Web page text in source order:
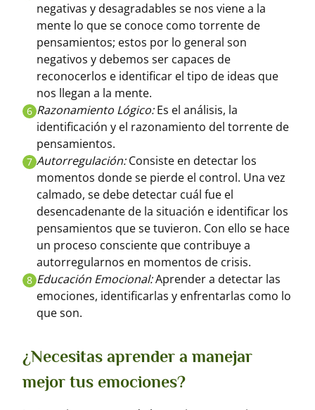
negativas y desagradables se nos viene a la
mente lo que se conoce como torrente de
pensamientos; estos por lo general son
negativos y debemos ser capaces de
reconocerlos e identificar el tipo de ideas que
nos llegan a la mente.
6 Razonamiento Lógico:Es el análisis, la
identificación y el razonamiento del torrente de
pensamientos.
7 Autorregulación:Consiste en detectar los
momentos donde se pierde el control. Una vez
calmado, se debe detectar cuál fue el
desencadenante de la situación e identificar los
pensamientos que se tuvieron. Con ello se hace
un proceso consciente que contribuye a
autorregularnos en momentos de crisis.
8 Educación Emocional:Aprender a detectar las
emociones, identificarlas y enfrentarlas como lo
que son.
¿Necesitas aprender a manejar
mejor tus emociones?